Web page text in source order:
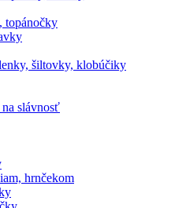
topánočky
šiltovky, klobúčiky
slávnosť
hrnčekom